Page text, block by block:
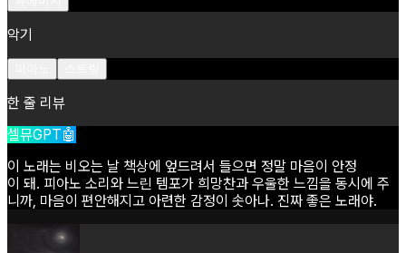
악기
한 줄 리뷰
셀뮤GPT🤖
이 노래는 비오는 날 책상에 엎드려서 들으면 정말 마음이 안정
이 돼. 피아노 소리와 느린 템포가 희망찬과 우울한 느낌을 동시에 주
니까, 마음이 편안해지고 아련한 감정이 솟아나. 진짜 좋은 노래야.